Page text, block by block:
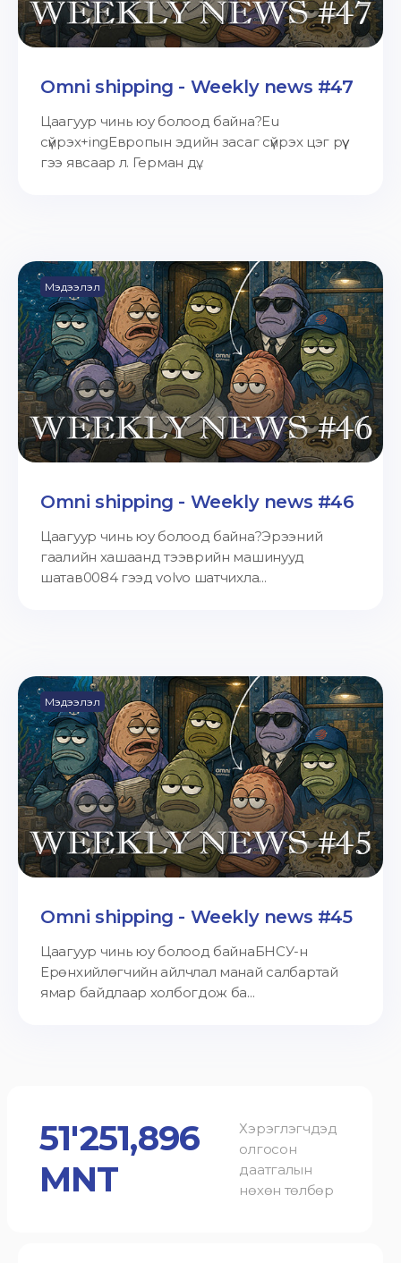
Omni shipping - Weekly news #47
Цаагуур чинь юу болоод байна?Eu
сүйрэх+ingЕвропын эдийн засаг сүйрэх цэг рүү
гээ явсаар л. Герман дү...
Мэдээлэл
Omni shipping - Weekly news #46
Цаагуур чинь юу болоод байна?Эрээний
гаалийн хашаанд тээврийн машинууд
шатав0084 гээд volvo шатчихла...
Мэдээлэл
Omni shipping - Weekly news #45
Цаагуур чинь юу болоод байнаБНСУ-н
Ерөнхийлөгчийн айлчлал манай салбартай
ямар байдлаар холбогдож ба...
51'251,896
MNT
Хэрэглэгчдэд
олгосон
даатгалын
нөхөн төлбөр